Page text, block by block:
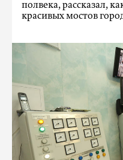
полвека, рассказал,
красивых мостов